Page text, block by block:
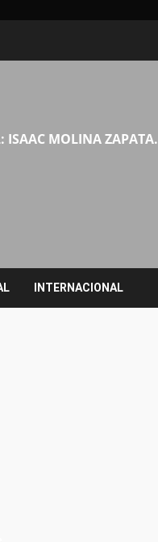
ISAAC MOLINA ZAPATA.
INTERNACIONAL